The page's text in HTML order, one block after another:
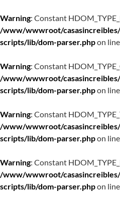
Warning: Constant
/www/wwwroot/
scripts/lib/dom-parser.phpon line
Warning: Constant
/www/wwwroot/
scripts/lib/dom-parser.phpon line
Warning: Constant
/www/wwwroot/
scripts/lib/dom-parser.phpon line
Warning: Constant
/www/wwwroot/
scripts/lib/dom-parser.phpon line